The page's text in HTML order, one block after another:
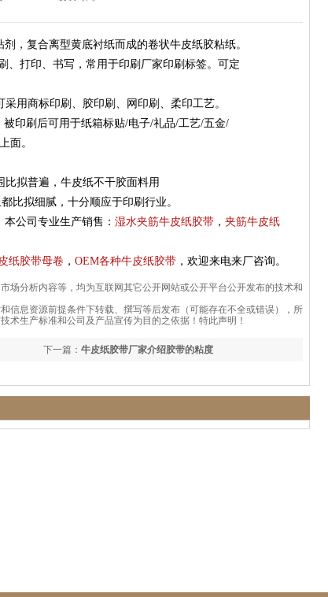
复合离型黄底衬纸而成的卷状牛皮纸胶粘纸。
、打印、书写，常用于印刷厂家印刷标签。可定
用商标印刷、胶印刷、网印刷、柔印工艺。
印刷后可用于纸箱标贴/电子/礼品/工艺/五金/
面。
拟普遍，牛皮纸不干胶面料用
比拟细腻，十分顺应于印刷行业。
本公司专业生产销售： 湿水夹筋牛皮纸胶带， 夹筋牛皮纸
纸胶带母卷 ， OEM各种牛皮纸胶带 ，欢迎来电来厂咨询。
场分析内容等，均为互联网其它公开网站或公开平台公开发布的技术和
信息资源前提条件下转载、撰写等后发布（可能存在不全或错误），所
术生产标准和公司及产品宣传为目的之依据！特此声明！
下一篇： 牛皮纸胶带厂家介绍胶带的粘度